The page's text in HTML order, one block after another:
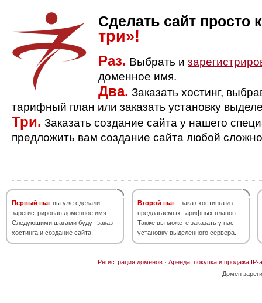
Сделать сайт просто
три»!
Раз. Выбрать и
доменное имя.
Два. Заказать хостинг,
тарифный план или заказать установку
Три. Заказать создание сайта у нашего
предложить вам создание сайта любой
Первый шаг вы уже сделали,
зарегистрировав доменное имя.
Следующими шагами будут заказ
хостинга и создание сайта.
Второй шаг - заказ хостинга из
предлагаемых тарифных планов.
Также вы можете заказать у нас
установку выделенного сервера.
Регистрация доменов· Аренда, покупка и продажа IP-
Домен